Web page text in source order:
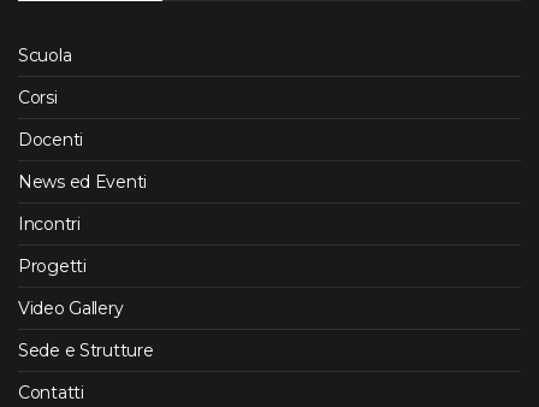
Scuola
Corsi
Docenti
News ed Eventi
Incontri
Progetti
Video Gallery
Sede e Strutture
Contatti